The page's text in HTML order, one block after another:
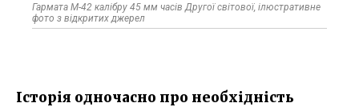
Гармата М-42 калібру 45 мм часів Другої світової, ілюстративне
фото з відкритих джерел
Історія одночасно про необхідність